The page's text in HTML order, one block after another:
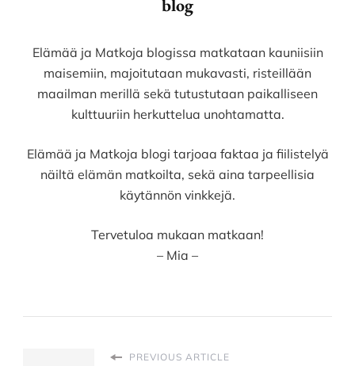
blog
Elämää ja Matkoja blogissa matkataan kauniisiin
maisemiin, majoitutaan mukavasti, risteillään
maailman merillä sekä tutustutaan paikalliseen
kulttuuriin herkuttelua unohtamatta.
Elämää ja Matkoja blogi tarjoaa faktaa ja fiilistelyä
näiltä elämän matkoilta, sekä aina tarpeellisia
käytännön vinkkejä.
Tervetuloa mukaan matkaan!
– Mia –
PREVIOUS ARTICLE